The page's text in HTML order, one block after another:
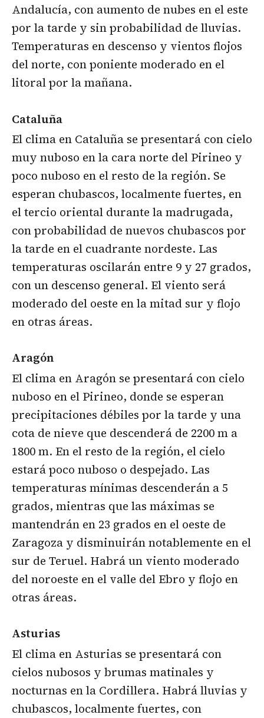
Andalucía, con aumento de nubes en el este
por la tarde y sin probabilidad de lluvias.
Temperaturas en descenso y vientos flojos
del norte, con poniente moderado en el
litoral por la mañana.
Cataluña
El clima en Cataluña se presentará con cielo
muy nuboso en la cara norte del Pirineo y
poco nuboso en el resto de la región. Se
esperan chubascos, localmente fuertes, en
el tercio oriental durante la madrugada,
con probabilidad de nuevos chubascos por
la tarde en el cuadrante nordeste. Las
temperaturas oscilarán entre 9 y 27 grados,
con un descenso general. El viento será
moderado del oeste en la mitad sur y flojo
en otras áreas.
Aragón
El clima en Aragón se presentará con cielo
nuboso en el Pirineo, donde se esperan
precipitaciones débiles por la tarde y una
cota de nieve que descenderá de 2200 m a
1800 m. En el resto de la región, el cielo
estará poco nuboso o despejado. Las
temperaturas mínimas descenderán a 5
grados, mientras que las máximas se
mantendrán en 23 grados en el oeste de
Zaragoza y disminuirán notablemente en el
sur de Teruel. Habrá un viento moderado
del noroeste en el valle del Ebro y flojo en
otras áreas.
Asturias
El clima en Asturias se presentará con
cielos nubosos y brumas matinales y
nocturnas en la Cordillera. Habrá lluvias y
chubascos, localmente fuertes, con